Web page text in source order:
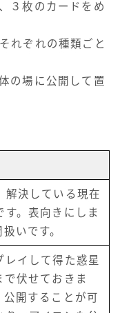
３枚のカードをめ
れぞれの種類ごと
の場に公開して置
解決している現在
す。表向きにしま
いです。
レイして得た惑星
で伏せておきま
公開することが可